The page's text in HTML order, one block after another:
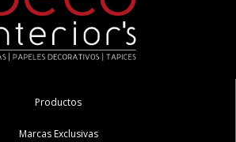
Productos
Marcas Exclusivas